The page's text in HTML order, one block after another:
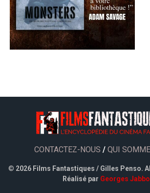
CONTACTEZ-NOUS / QUI
© 2026 Films Fantastiques / Gilles Penso.
Réalisé par Georges